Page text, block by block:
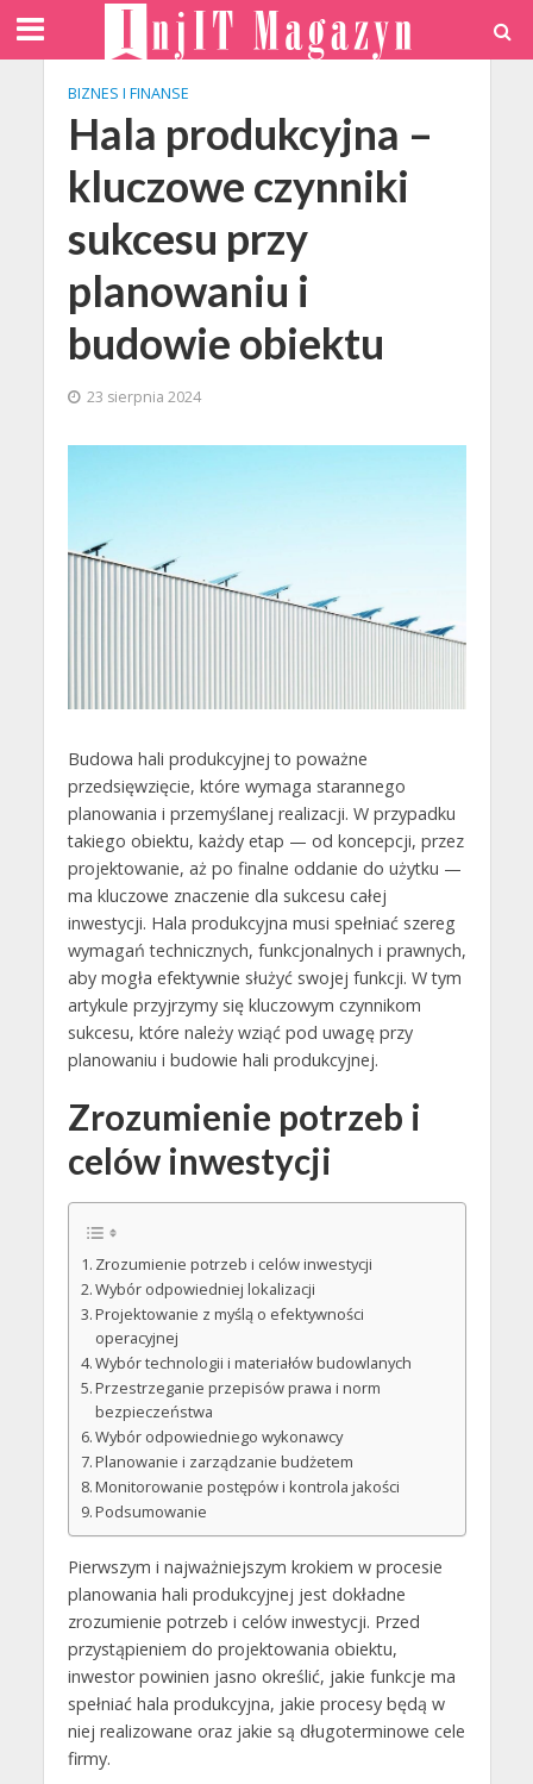
BIZNES I FINANSE
Hala produkcyjna –
kluczowe czynniki
sukcesu przy
planowaniu i
budowie obiektu
23 sierpnia 2024
Budowa hali produkcyjnej to poważne
przedsięwzięcie, które wymaga starannego
planowania i przemyślanej realizacji. W przypadku
takiego obiektu, każdy etap — od koncepcji, przez
projektowanie, aż po finalne oddanie do użytku —
ma kluczowe znaczenie dla sukcesu całej
inwestycji. Hala produkcyjna musi spełniać szereg
wymagań technicznych, funkcjonalnych i prawnych,
aby mogła efektywnie służyć swojej funkcji. W tym
artykule przyjrzymy się kluczowym czynnikom
sukcesu, które należy wziąć pod uwagę przy
planowaniu i budowie hali produkcyjnej.
Zrozumienie potrzeb i
celów inwestycji
Zrozumienie potrzeb i celów inwestycji
Wybór odpowiedniej lokalizacji
Projektowanie z myślą o efektywności
operacyjnej
Wybór technologii i materiałów budowlanych
Przestrzeganie przepisów prawa i norm
bezpieczeństwa
Wybór odpowiedniego wykonawcy
Planowanie i zarządzanie budżetem
Monitorowanie postępów i kontrola jakości
Podsumowanie
Pierwszym i najważniejszym krokiem w procesie
planowania hali produkcyjnej jest dokładne
zrozumienie potrzeb i celów inwestycji. Przed
przystąpieniem do projektowania obiektu,
inwestor powinien jasno określić, jakie funkcje ma
spełniać hala produkcyjna, jakie procesy będą w
niej realizowane oraz jakie są długoterminowe cele
firmy.